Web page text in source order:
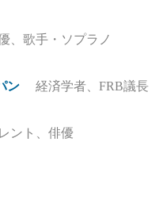
、歌手・ソプラノ
ン 経済学者、FRB議長
ント、俳優